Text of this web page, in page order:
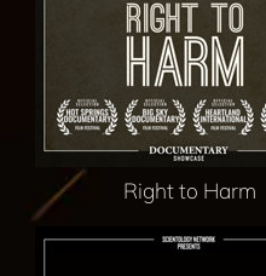
Right to Harm